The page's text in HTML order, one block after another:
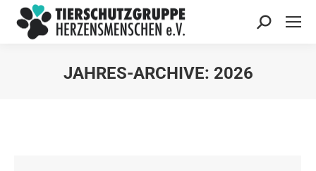
Search:
JAHRES-ARCHIVE: 2026